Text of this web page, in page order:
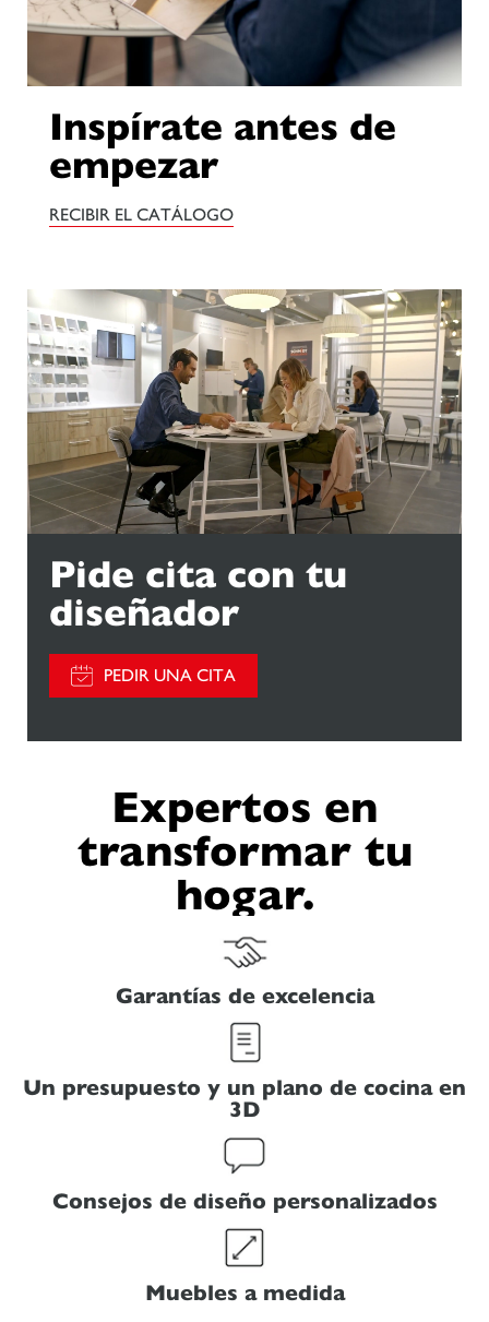
Inspírate antes de
empezar
RECIBIR EL CATÁLOGO
Pide cita con tu
diseñador
PEDIR UNA CITA
Expertos en
transformar tu
hogar.
Garantías de excelencia
Un presupuesto y un plano de cocina en
3D
Consejos de diseño personalizados
Muebles a medida